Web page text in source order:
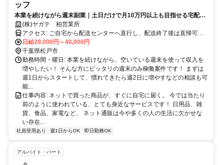
ッフ
本業を続けながら週末副業｜土日だけで月10万円以上も目指せる宅配ド
ライバー！
(株)ヤガテ 柏営業所
アクセス: ご自宅から配送センターへ直行し、配送終了後は直帰可能
です！ ※担当エリア・配送センターは面接時にご案内します！
日給20,000円～40,000円
千葉県松戸市
勤務時間・曜日: 本業を続けながら、空いている週末を使って収入を
増やしたい！ そんな方にピッタリの週末のみ稼働案件です！ まずは
週1日からスタートして、慣れてきたら週2日に増やすなどの相談も可
能...
仕事内容: ネットで買った商品が、すぐに自宅に届く。 今では当たり
前のように使われている、とても身近なサービスです！ 日用品、雑
貨、食品、家電など、 ネット通販は今や多くの人の生活に欠かせな
い存在...
社員登用あり 週1日からOK 即日勤務OK
アルバイト・パート